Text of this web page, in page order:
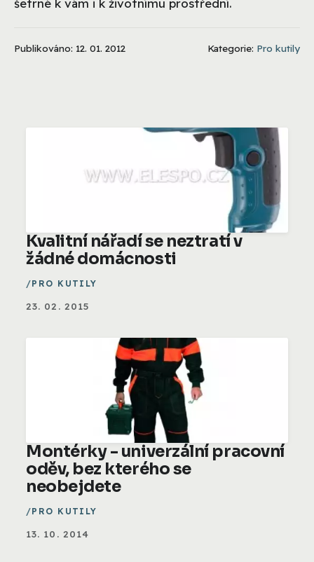
šetrné k vám i k životnímu prostřední.
Publikováno: 12. 01. 2012 Kategorie: Pro kutily
Kvalitní nářadí se neztratí v
žádné domácnosti
PRO KUTILY
23. 02. 2015
Montérky - univerzální pracovní
oděv, bez kterého se
neobejdete
PRO KUTILY
13. 10. 2014